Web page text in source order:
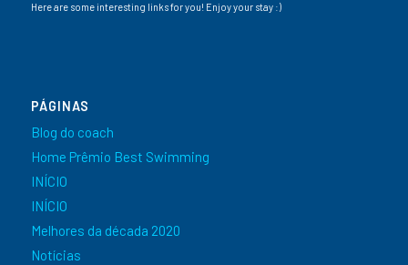
Here are some interesting links for you! Enjoy your stay :)
PÁGINAS
Blog do coach
Home Prêmio Best Swimming
INÍCIO
INÍCIO
Melhores da década 2020
Notícias